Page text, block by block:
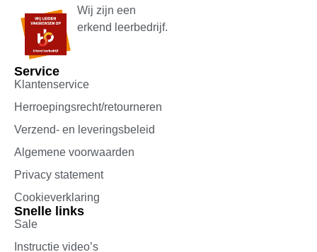
Wij zijn een
erkend leerbedrijf.
Service
Klantenservice
Herroepingsrecht/retourneren
Verzend- en leveringsbeleid
Algemene voorwaarden
Privacy statement
Cookieverklaring
Snelle links
Sale
Instructie video’s